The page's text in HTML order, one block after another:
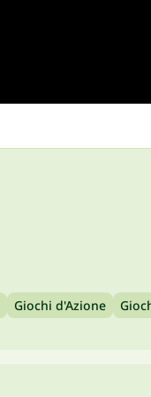
Giochi d'Azione